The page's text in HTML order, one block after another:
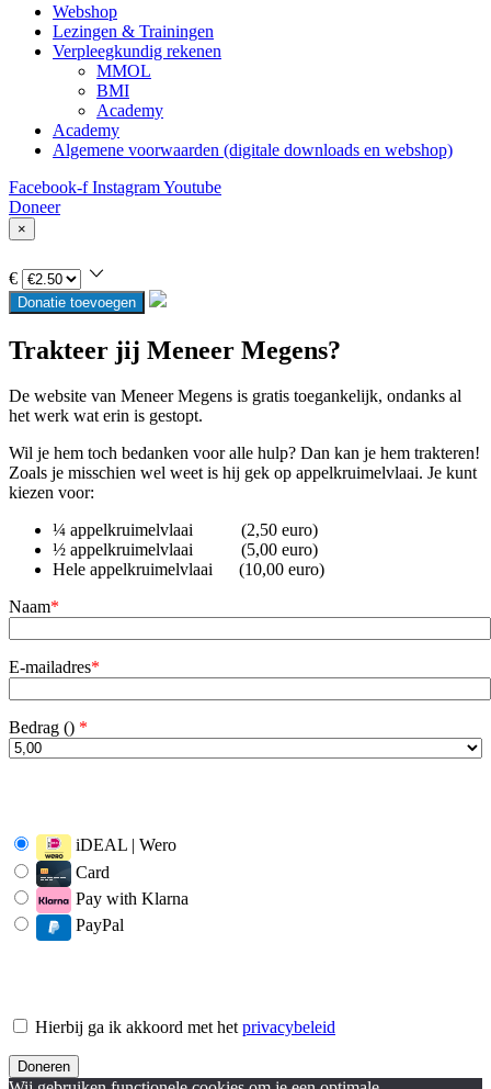
Webshop
Lezingen & Trainingen
Verpleegkundig rekenen
MMOL
BMI
Academy
Academy
Algemene voorwaarden (digitale downloads en webshop)
Facebook-f InstagramYoutube
Doneer
×
€
Donatie toevoegen
Trakteer jij Meneer Megens?
De website van Meneer Megens is gratis toegankelijk, ondanks al
het werk wat erin is gestopt.
Wil je hem toch bedanken voor alle hulp? Dan kan je hem trakteren!
Zoals je misschien wel weet is hij gek op appelkruimelvlaai. Je kunt
kiezen voor:
¼ appelkruimelvlaai (2,50 euro)
½ appelkruimelvlaai (5,00 euro)
Hele appelkruimelvlaai (10,00 euro)
Naam*
E-mailadres*
Bedrag () *
iDEAL | Wero
Card
Pay with Klarna
PayPal
Hierbij ga ik akkoord met het privacybeleid